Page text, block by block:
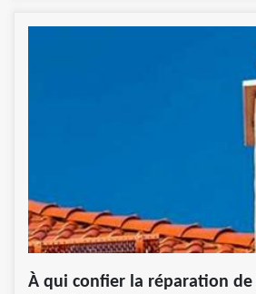
À qui confier la réparation de